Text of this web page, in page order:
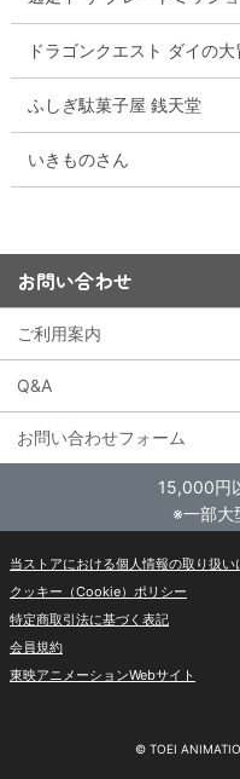
ドラゴンクエスト ダイの大
ふしぎ駄菓子屋 銭天堂
いきものさん
お問い合わせ
ご利用案内
Q&A
お問い合わせフォーム
15,000円
※一部大
当ストアにおける個人情報の取り扱い
クッキー（Cookie）ポリシー
特定商取引法に基づく表記
会員規約
東映アニメーションWebサイト
© TOEI